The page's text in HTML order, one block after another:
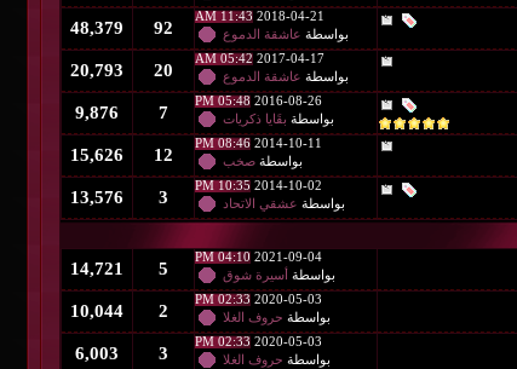
2018-04-21
11:43 AM
بواسطة عاشقة الدموع 92
48,379
2017-04-17
05:42 AM
بواسطة عاشقة الدموع 20
20,793
2016-08-26
05:48 PM
بواسطة بقَايا ذكريات 7
9,876
2014-10-11
08:46 PM
بواسطة صخب 12
15,626
2014-10-02
10:35 PM
بواسطة عشقي الاتحاد 3
13,576
2021-09-04
04:10 PM
بواسطة أسيرة شوق 5
14,721
2020-05-03
02:33 PM
بواسطة حروف الغلا 2
10,044
2020-05-03
02:33 PM
بواسطة حروف الغلا 3
6,003